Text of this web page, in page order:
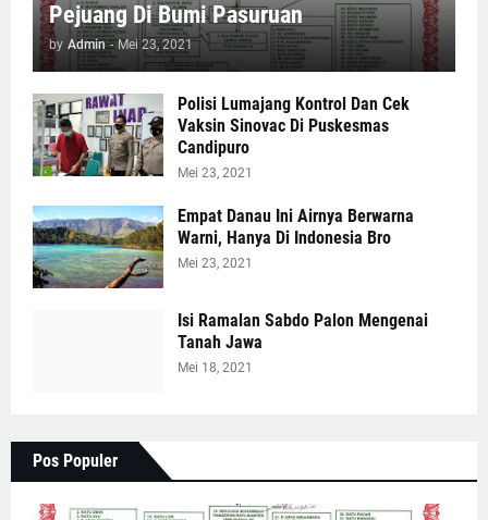
Pejuang Di Bumi Pasuruan
by Admin - Mei 23, 2021
Polisi Lumajang Kontrol Dan Cek
Vaksin Sinovac Di Puskesmas
Candipuro
Mei 23, 2021
Empat Danau Ini Airnya Berwarna
Warni, Hanya Di Indonesia Bro
Mei 23, 2021
Isi Ramalan Sabdo Palon Mengenai
Tanah Jawa
Mei 18, 2021
Pos Populer